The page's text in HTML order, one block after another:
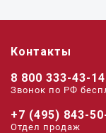
Контакты
8 800 333-43-14
Звонок по РФ
+7 (495) 843-
Отдел продаж